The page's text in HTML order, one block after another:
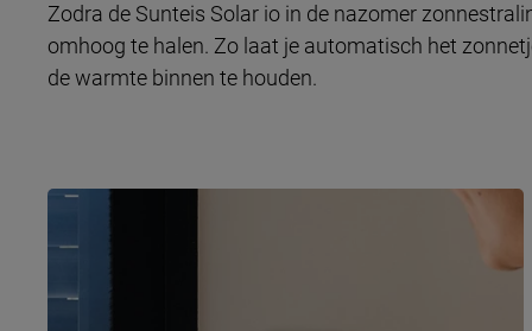
Zodra de Sunteis Solar io in de nazomer
omhoog te halen. Zo laat je automatisch het
de warmte binnen te houden.